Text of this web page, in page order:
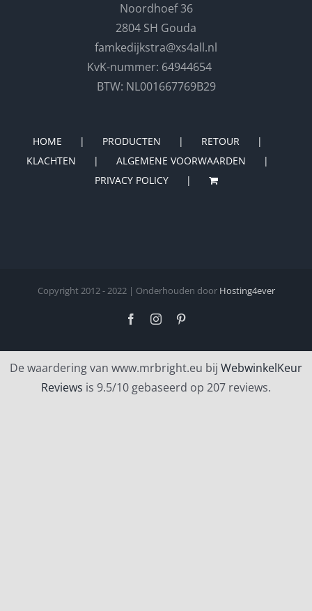
Noordhoef 36
2804 SH Gouda
famkedijkstra@xs4all.nl
KvK-nummer: 64944654
BTW: NL001667769B29
HOME PRODUCTEN
RETOUR
KLACHTEN
ALGEMENE VOORWAARDEN
PRIVACY POLICY
Copyright 2012 - 2022 | Onderhouden door Hosting4ever
FacebookInstagram
De waardering van www.mrbright.eu bij WebwinkelKeur
Reviews is 9.5/10 gebaseerd op 207 reviews.